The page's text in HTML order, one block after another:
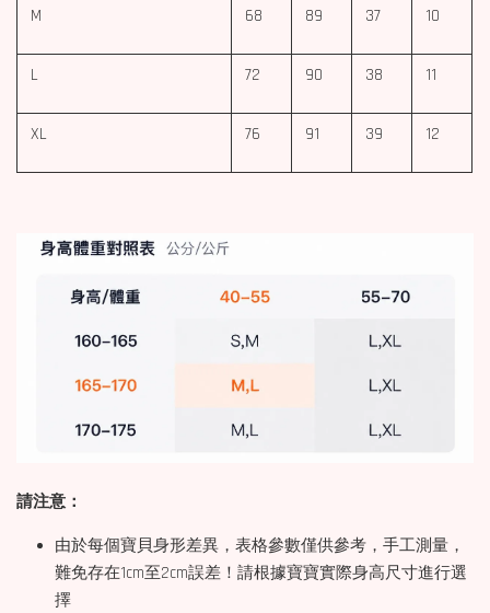
M 68 89 37 10
L 72 90 38 11
XL 76 91 39 12
請注意：
由於每個寶貝身形差異，表格參數僅供參考，手工測量，
難免存在1cm至2cm誤差！請根據寶寶實際身高尺寸進行選
擇